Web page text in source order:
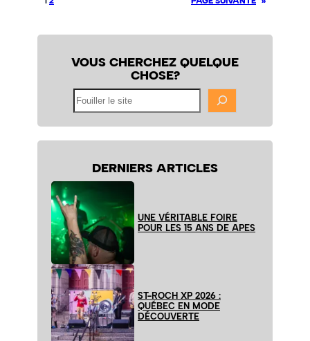
VOUS CHERCHEZ QUELQUE
CHOSE?
DERNIERS ARTICLES
UNE VÉRITABLE FOIRE
POUR LES 15 ANS DE APES
ST-ROCH XP 2026 :
QUÉBEC EN MODE
DÉCOUVERTE